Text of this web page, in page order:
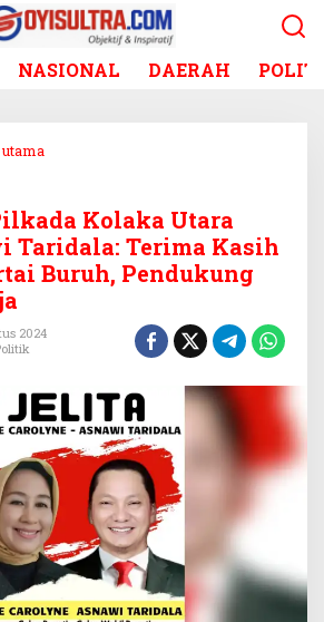
NASIONAL DAERAH
a
l
M
a
u
l
k
a
d
a
K
o
l
k
Kolaka Utara
Taridala: Terima Kasih
Buruh, Pendukung
2024